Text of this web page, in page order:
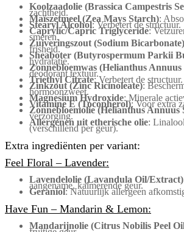
Koolzaadolie (Brassica Campestris
zachtheid.
Maïszetmeel (Zea Mays Starch):
Stearyl Alcohol: Verbetert de structuur.
Caprylic/Capric Triglyceride:
smeren.
Zuiveringszout (Sodium Bicarbonate)
frisheid.
Sheaboter (Butyrospermum Parkii
hydratatie.
Zonnebloemwas (Helianthus Annuus
deodorant textuur.
Triethyl Citrate: Verbetert de structuur.
Zinkzout (Zinc Ricinoleate):
hormoonzweet.
Magnesium Hydroxide: Minerale
Vitamine E (Tocopherol): Voor extra
Zonnebloemolie (Helianthus Annuus
verzorging.
Allergenen uit etherische olie:
(verschillend per geur).
Extra ingrediënten per variant:
Feel Floral – Lavender:
Lavendelolie (Lavandula Oil/Extract)
aangename, kalmerende geur.
Geraniol: Natuurlijk allergeen
Have Fun – Mandarin & Lemon:
Mandarijnolie (Citrus Nobilis Peel